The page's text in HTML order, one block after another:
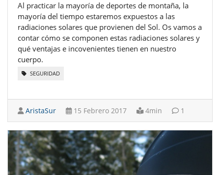
Al practicar la mayoría de deportes de montaña, la
mayoría del tiempo estaremos expuestos a las
radiaciones solares que provienen del Sol. Os vamos a
contar cómo se componen estas radiaciones solares y
qué ventajas e incovenientes tienen en nuestro
cuerpo.
SEGURIDAD
AristaSur 15 Febrero 2017 4min 1